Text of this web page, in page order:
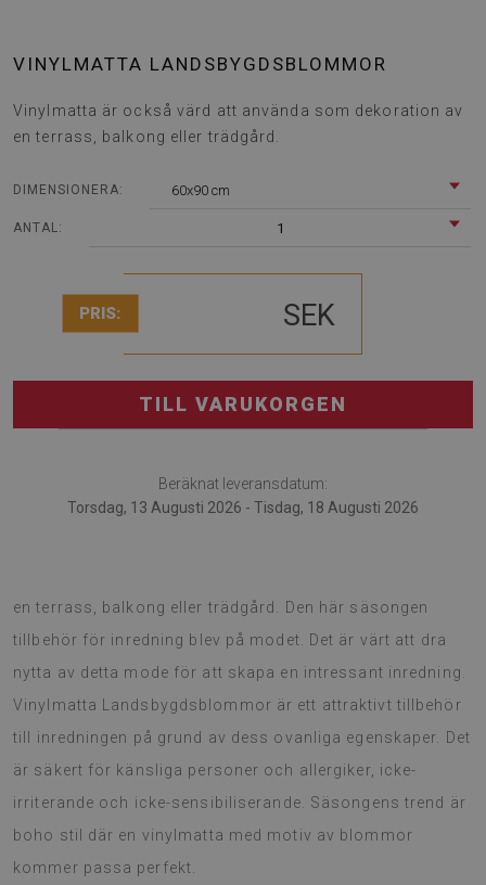
VINYLMATTA LANDSBYGDSBLOMMOR
Vinylmatta är också värd att använda som dekoration av
en terrass, balkong eller trädgård.
DIMENSIONERA: 60x90 cm
ANTAL: 1
PRIS: SEK
TILL VARUKORGEN
Beräknat leveransdatum:
Torsdag, 13 Augusti 2026 - Tisdag, 18 Augusti 2026
en terrass, balkong eller trädgård. Den här säsongen
tillbehör för inredning blev på modet. Det är värt att dra
nytta av detta mode för att skapa en intressant inredning.
Vinylmatta Landsbygdsblommor är ett attraktivt tillbehör
till inredningen på grund av dess ovanliga egenskaper. Det
är säkert för känsliga personer och allergiker, icke-
irriterande och icke-sensibiliserande. Säsongens trend är
boho stil där en vinylmatta med motiv av blommor
kommer passa perfekt.